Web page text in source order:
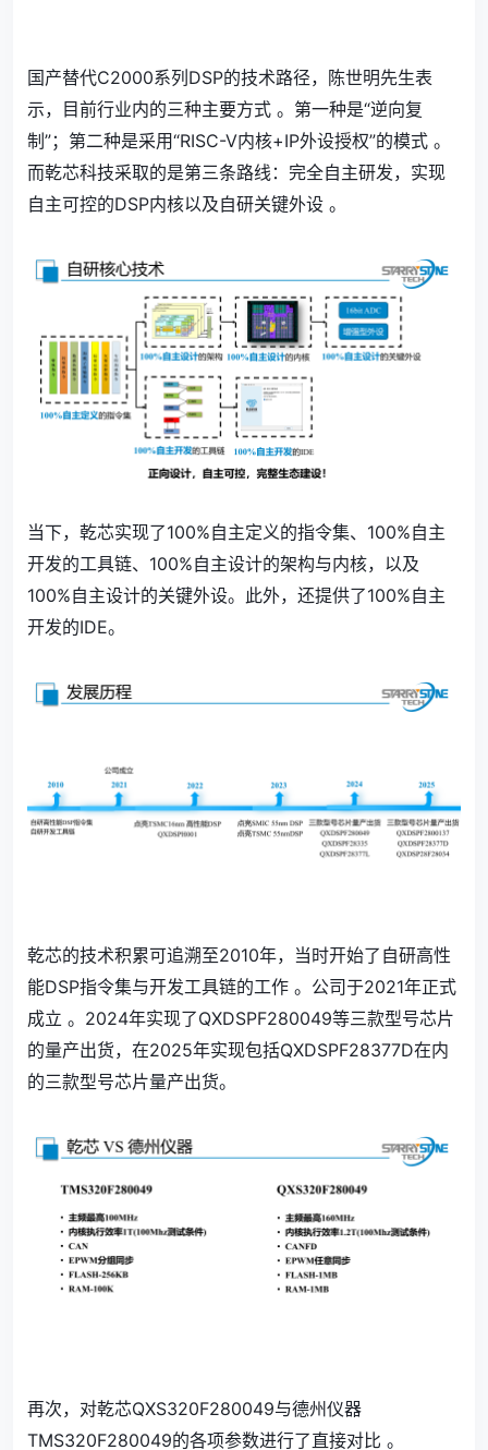
国产替代C2000系列DSP的技术路径，陈世明先生表
示，目前行业内的三种主要方式 。第一种是“逆向复
制”；第二种是采用“RISC-V内核+IP外设授权”的模式 。
而乾芯科技采取的是第三条路线：完全自主研发，实现
自主可控的DSP内核以及自研关键外设 。
当下，乾芯实现了100%自主定义的指令集、100%自主
开发的工具链、100%自主设计的架构与内核，以及
100%自主设计的关键外设。此外，还提供了100%自主
开发的IDE。
乾芯的技术积累可追溯至2010年，当时开始了自研高性
能DSP指令集与开发工具链的工作 。公司于2021年正式
成立 。2024年实现了QXDSPF280049等三款型号芯片
的量产出货，在2025年实现包括QXDSPF28377D在内
的三款型号芯片量产出货。
再次，对乾芯QXS320F280049与德州仪器
TMS320F280049的各项参数进行了直接对比 。